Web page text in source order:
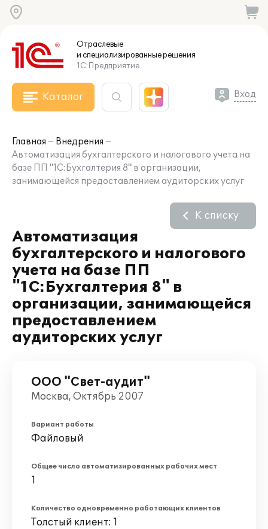
Отраслевые
и специализированныерешения
1С:Предприятие
Каталог Вход
Главная
Внедрения
Автоматизация бухгалтерского и налогового учета на
базе ПП "1С:Бухгалтерия 8" в организации,
занимающейся предоставлением аудиторских услуг
Автоматизация
бухгалтерского и налогового
учета на базе ПП
"1С:Бухгалтерия 8" в
организации, занимающейся
предоставлением
аудиторских услуг
К списку
ООО "Свет-аудит"
Москва, Октябрь 2007
Вариант работы
Файловый
Общее число автоматизированных рабочих мест
1
Количество одновременно работающих клиентов
Толстый клиент: 1